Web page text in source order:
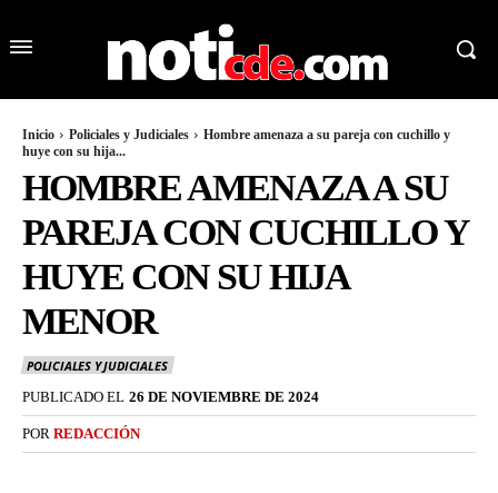
Inicio Policiales y Judiciales
Hombre amenaza a su pareja con cuchillo y
huye con su hija...
HOMBRE AMENAZA A SU
PAREJA CON CUCHILLO Y
HUYE CON SU HIJA
MENOR
POLICIALES Y JUDICIALES
PUBLICADO EL 26 DE NOVIEMBRE DE 2024
POR REDACCIÓN